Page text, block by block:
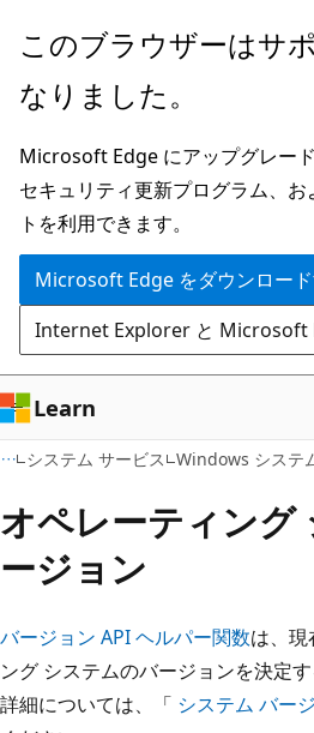
メ
ン
ン
テ
ン
ツ
に
ス
キ
ッ
プ
このブラウザーはサ
なりました。
Microsoft Edge にアップグレード
セキュリティ更新プログラム、
トを利用できます。
Microsoft Edge をダウンロー
Internet Explorer と Microsoft
Learn
システム サービス Windows システ
オペレーティング
ージョン
バージョン API ヘルパー関数は、現
ング システムのバージョンを決定
詳細については、「 システム バー